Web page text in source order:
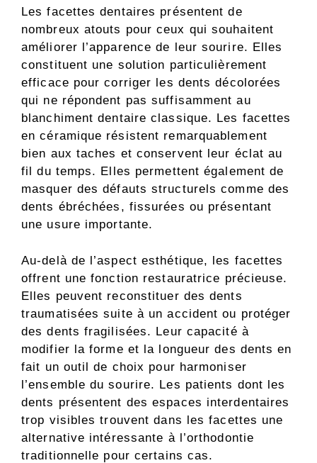
Les facettes dentaires présentent de
nombreux atouts pour ceux qui souhaitent
améliorer l’apparence de leur sourire. Elles
constituent une solution particulièrement
efficace pour corriger les dents décolorées
qui ne répondent pas suffisamment au
blanchiment dentaire classique. Les facettes
en céramique résistent remarquablement
bien aux taches et conservent leur éclat au
fil du temps. Elles permettent également de
masquer des défauts structurels comme des
dents ébréchées, fissurées ou présentant
une usure importante.
Au-delà de l’aspect esthétique, les facettes
offrent une fonction restauratrice précieuse.
Elles peuvent reconstituer des dents
traumatisées suite à un accident ou protéger
des dents fragilisées. Leur capacité à
modifier la forme et la longueur des dents en
fait un outil de choix pour harmoniser
l’ensemble du sourire. Les patients dont les
dents présentent des espaces interdentaires
trop visibles trouvent dans les facettes une
alternative intéressante à l’orthodontie
traditionnelle pour certains cas.